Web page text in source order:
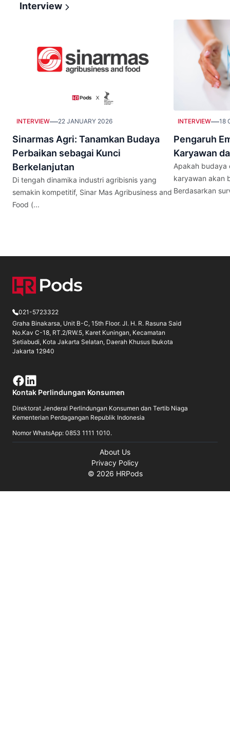
Interview
INTERVIEW—22 JANUARY 2026
Sinarmas Agri: Tanamkan Budaya
Perbaikan sebagai Kunci
Berkelanjutan
Di tengah dinamika industri agribisnis yang
semakin kompetitif, Sinar Mas Agribusiness and
Food (...
INTERVIEW—18
Pengaruh
Karyawan
Apakah budaya
karyawan akan
Berdasarkan
021-5723322
Graha Binakarsa, Unit B-C, 15th Floor. Jl. H. R. Rasuna Said
No.Kav C-18, RT.2/RW.5, Karet Kuningan, Kecamatan
Setiabudi, Kota Jakarta Selatan, Daerah Khusus Ibukota
Jakarta 12940
Kontak Perlindungan Konsumen
Direktorat Jenderal Perlindungan Konsumen dan Tertib Niaga
Kementerian Perdagangan Republik Indonesia
Nomor WhatsApp: 0853 1111 1010.
About Us
Privacy Policy
© 2026 HRPods